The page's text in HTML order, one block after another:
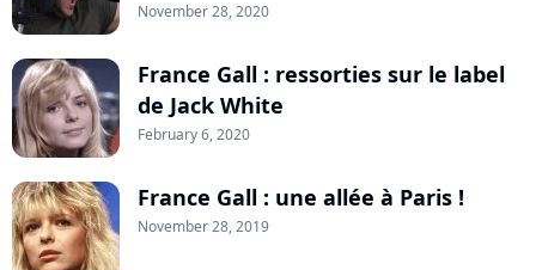
November 28, 2020
France Gall : ressorties sur le label
de Jack White
February 6, 2020
France Gall : une allée à Paris !
November 28, 2019